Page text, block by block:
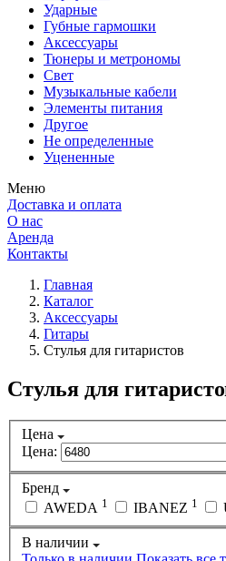
Ударные
Губные гармошки
Аксессуары
Тюнеры и метрономы
Свет
Музыкальные кабели
Элементы питания
Другое
Не определенные
Уцененные
Меню
Доставка и оплата
О нас
Аренда
Контакты
Главная
Каталог
Аксессуары
Гитары
Стулья для гитаристов
Стулья для
Цена
Цена:
Бренд
AWEDA 1 IBANEZ 1
В наличии